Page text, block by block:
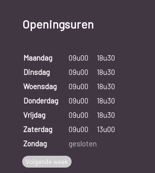
Openingsuren
Maandag 09u00
18u30
Dinsdag
09u00
18u30
Woensdag
09u00
18u30
Donderdag
09u00
18u30
Vrijdag
09u00
18u30
Zaterdag
09u00
13u00
Zondag
gesloten
Volgende week